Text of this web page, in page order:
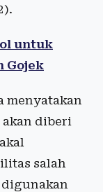
untuk
Gojek
menyatakan
diberi
salah